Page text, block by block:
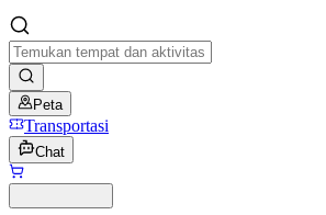
Peta
Transportasi
Chat